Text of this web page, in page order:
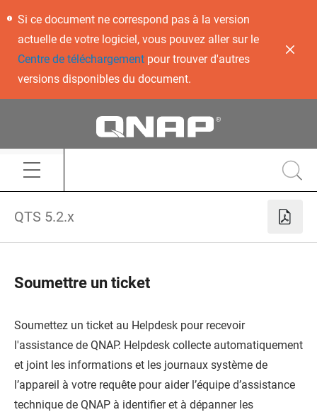
Si ce document ne correspond pas à la version
actuelle de votre logiciel, vous pouvez aller sur le
Centre de téléchargementpour trouver d'autres
versions disponibles du document.
QTS 5.2.x
Soumettre un ticket
Soumettez un ticket au Helpdesk pour recevoir
l'assistance de QNAP. Helpdesk collecte automatiquement
et joint les informations et les journaux système de
l’appareil à votre requête pour aider l’équipe d’assistance
technique de QNAP à identifier et à dépanner les